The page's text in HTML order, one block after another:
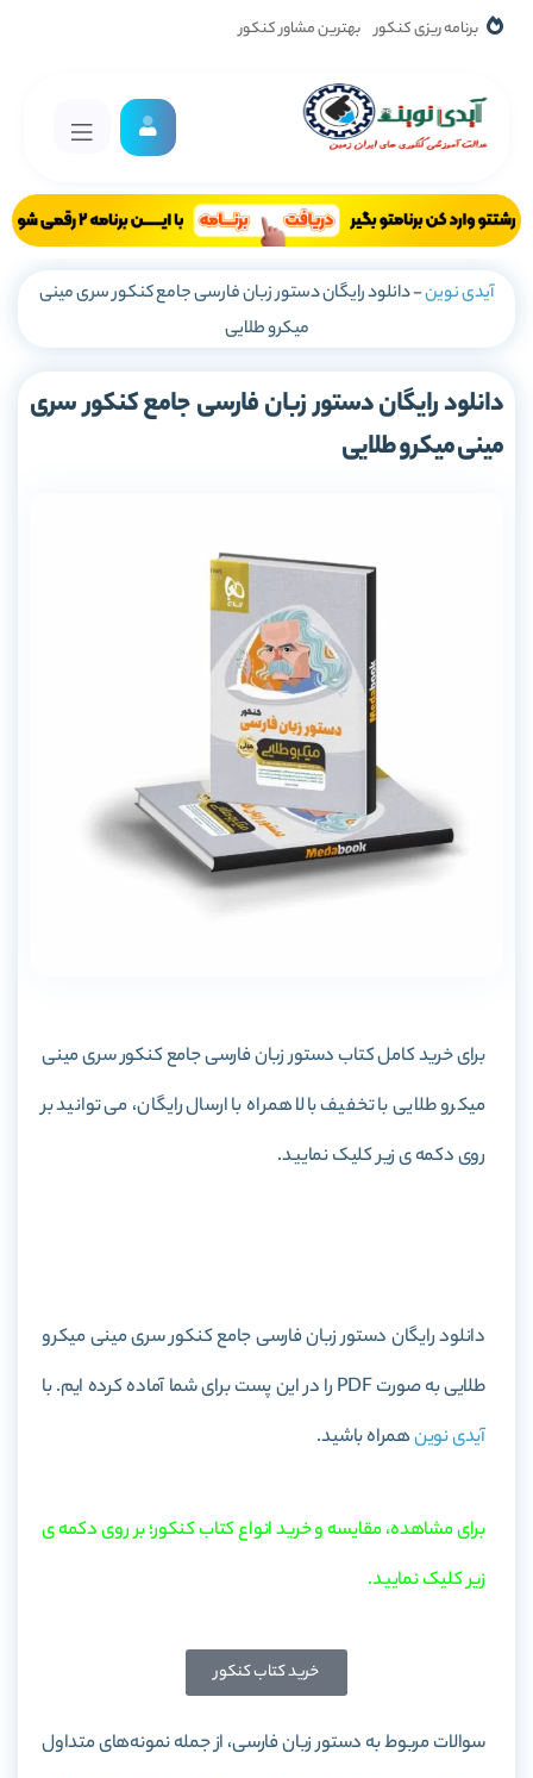
برنامه ریزی کنکور بهترین مشاور کنکور
آیدی نوین-دانلود رایگان دستور زبان فارسی جامع کنکور سری مینی
میکرو طلایی
دانلود رایگان دستور زبان فارسی جامع کنکور سری
مینی میکرو طلایی
برای خرید کامل کتاب دستور زبان فارسی جامع کنکور سری مینی
میکرو طلایی با تخفیف بالا همراه با ارسال رایگان، می توانید بر
روی دکمه ی زیر کلیک نمایید.
دانلود رایگان دستور زبان فارسی جامع کنکور سری مینی میکرو
طلایی به صورت PDF را در این پست برای شما آماده کرده ایم. با
آیدی نوینهمراه باشید.
برای مشاهده، مقایسه و خرید انواع کتاب کنکور؛ بر روی دکمه ی
زیر کلیک نمایید.
خرید کتاب کنکور
سوالات مربوط به دستور زبان فارسی، از جمله نمونه‌های متداول